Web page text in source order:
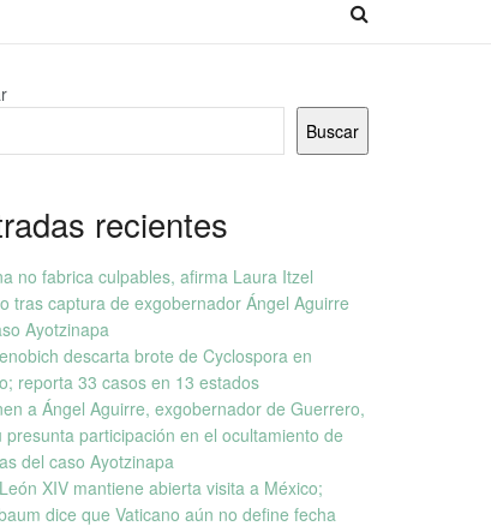
Buscar
recientes
no fabrica culpables, afirma Laura Itzel
tras captura de exgobernador Ángel Aguirre
Ayotzinapa
descarta brote de Cyclospora en
reporta 33 casos en 13 estados
a Ángel Aguirre, exgobernador de Guerrero,
presunta participación en el ocultamiento de
del caso Ayotzinapa
XIV mantiene abierta visita a México;
dice que Vaticano aún no define fecha